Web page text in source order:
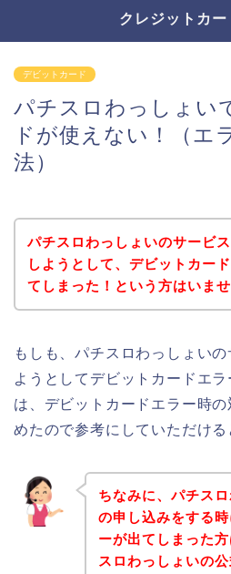
クレジットカ
デビットカード
パチスロわっしょい
ドが使えない！（エ
法）
パチスロわっしょいのサービ
しようとして、デビットカー
てしまった！という方はいま
もしも、パチスロわっしょい
ようとしてデビットカードエ
は、デビットカードエラー時
めたので参考にしていただける
ちなみに、パチス
の申し込みをする
ーが出てしまった
スロわっしょいの